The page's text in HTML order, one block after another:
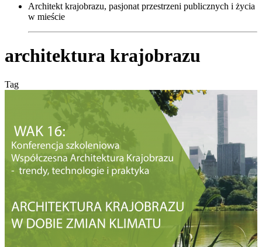
Architekt krajobrazu, pasjonat przestrzeni publicznych i życia
w mieście
architektura krajobrazu
Tag